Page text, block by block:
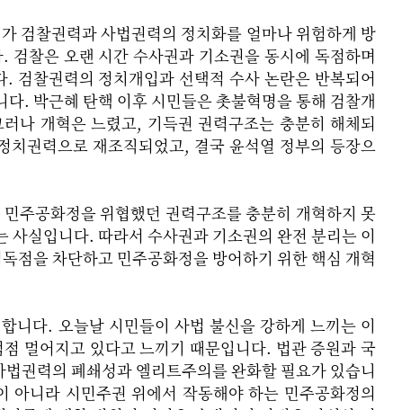
검찰권력과 사법권력의 정치화를 얼마나 위험하게 방
검찰은 오랜 시간 수사권과 기소권을 동시에 독점하며
검찰권력의 정치개입과 선택적 수사 논란은 반복되어
. 박근혜 탄핵 이후 시민들은 촛불혁명을 통해 검찰개
나 개혁은 느렸고, 기득권 권력구조는 충분히 해체되
치권력으로 재조직되었고, 결국 윤석열 정부의 등장으
주공화정을 위협했던 권력구조를 충분히 개혁하지 못
사실입니다. 따라서 수사권과 기소권의 완전 분리는 이
점을 차단하고 민주공화정을 방어하기 위한 핵심 개혁
니다. 오늘날 시민들이 사법 불신을 강하게 느끼는 이
멀어지고 있다고 느끼기 때문입니다. 법관 증원과 국
권력의 폐쇄성과 엘리트주의를 완화할 필요가 있습니
아니라 시민주권 위에서 작동해야 하는 민주공화정의